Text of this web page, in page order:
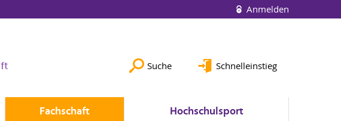
Anmelden
Suche Schnelleinstieg
Fachschaft Hochschulsport